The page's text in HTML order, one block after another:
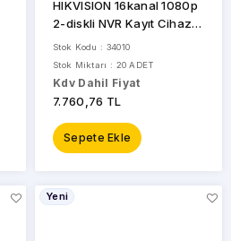
HIKVISION 16kanal 1080p
2-diskli NVR Kayıt Cihazı
DS-7616NI-Q2
Stok Kodu : 34010
Stok Miktarı : 20 ADET
Kdv Dahil Fiyat
7.760,76 TL
Sepete Ekle
Yeni